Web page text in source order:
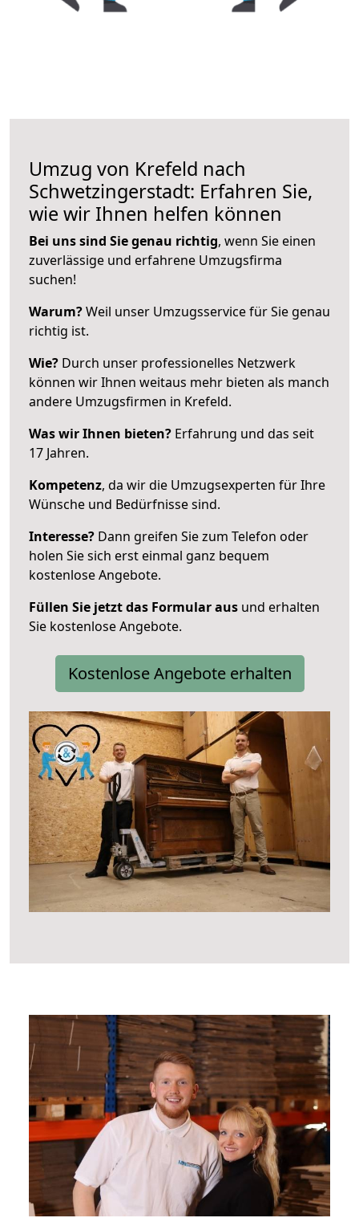
Umzug von Krefeld nach
Schwetzingerstadt: Erfahren Sie,
wie wir Ihnen helfen können
Bei uns sind Sie genau richtig, wenn Sie einen
zuverlässige und erfahrene Umzugsfirma
suchen!
Warum?Weil unser Umzugsservice für Sie genau
richtig ist.
Wie? Durch unser professionelles Netzwerk
können wir Ihnen weitaus mehr bieten als manch
andere Umzugsfirmen in Krefeld.
Was wir Ihnen bieten? Erfahrung und das seit
17 Jahren.
Kompetenz, da wir die Umzugsexperten für Ihre
Wünsche und Bedürfnisse sind.
Interesse? Dann greifen Sie zum Telefon oder
holen Sie sich erst einmal ganz bequem
kostenlose Angebote.
Füllen Sie jetzt das Formular aus und erhalten
Sie kostenlose Angebote.
Kostenlose Angebote erhalten